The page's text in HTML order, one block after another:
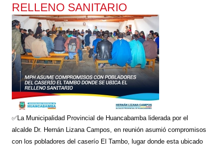
RELLENO SANITARIO
✅La Municipalidad Provincial de Huancabamba liderada por el
alcalde Dr. Hernán Lizana Campos, en reunión asumió compromisos
con los pobladores del caserío El Tambo, lugar donde esta ubicado